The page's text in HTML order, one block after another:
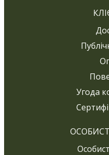
Угода